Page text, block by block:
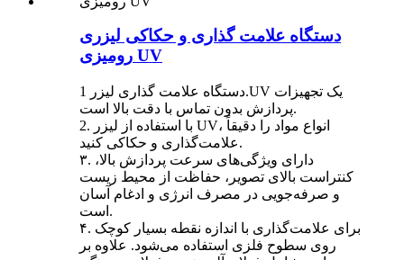
دستگاه علامت گذاری و حکاکی لیزری
رومیزی UV
دستگاه علامت گذاری لیزر 1.UV یک تجهیزات
پردازش بدون تماس با دقت بالا است.
2. با استفاده از لیزر UV، انواع مواد را دقیقاً
علامت‌گذاری و حکاکی کنید.
۳. دارای ویژگی‌های سرعت پردازش بالا،
کنتراست بالای تصویر، حفاظت از محیط زیست
و صرفه‌جویی در مصرف انرژی و ادغام آسان
است.
۴. برای علامت‌گذاری با اندازه نقطه بسیار کوچک
روی سطوح فلزی استفاده می‌شود. علاوه بر